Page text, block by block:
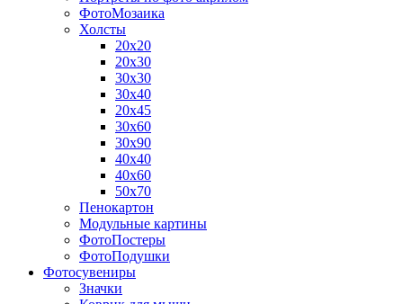
ФотоМозаика
Холсты
20х20
20х30
30х30
30х40
20х45
30х60
30х90
40х40
40х60
50х70
Пенокартон
Модульные картины
ФотоПостеры
ФотоПодушки
Фотоcувениры
Значки